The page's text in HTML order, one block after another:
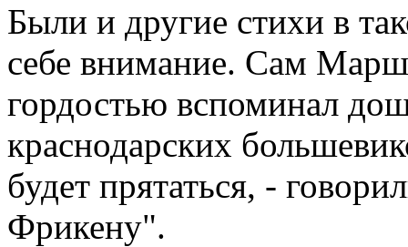
Были и другие стихи в
себе внимание. Сам
гордостью вспоминал
краснодарских
будет прятаться, -
Фрикену".